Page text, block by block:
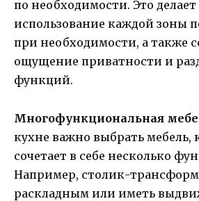
по необходимости. Это
использование каждой зоны
при необходимости, а также
ощущение приватности и
функций.
Многофункциональная
кухне важно выбрать мебель,
сочетает в себе несколько
Например, столик-
раскладным или иметь